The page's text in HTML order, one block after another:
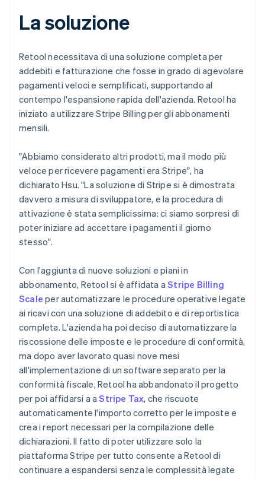
La soluzione
Retool necessitava di una soluzione completa per
addebiti e fatturazione che fosse in grado di agevolare
pagamenti veloci e semplificati, supportando al
contempo l'espansione rapida dell'azienda. Retool ha
iniziato a utilizzare Stripe Billing per gli abbonamenti
mensili.
"Abbiamo considerato altri prodotti, ma il modo più
veloce per ricevere pagamenti era Stripe", ha
dichiarato Hsu. "La soluzione di Stripe si è dimostrata
davvero a misura di sviluppatore, e la procedura di
attivazione è stata semplicissima: ci siamo sorpresi di
poter iniziare ad accettare i pagamenti il giorno
stesso".
Con l'aggiunta di nuove soluzioni e piani in
abbonamento, Retool si è affidata aStripe Billing
Scale per automatizzare le procedure operative legate
ai ricavi con una soluzione di addebito e di reportistica
completa. L'azienda ha poi deciso di automatizzare la
riscossione delle imposte e le procedure di conformità,
ma dopo aver lavorato quasi nove mesi
all'implementazione di un software separato per la
conformità fiscale, Retool ha abbandonato il progetto
per poi affidarsi a aStripe Tax, che riscuote
automaticamente l'importo corretto per le imposte e
crea i report necessari per la compilazione delle
dichiarazioni. Il fatto di poter utilizzare solo la
piattaforma Stripe per tutto consente a Retool di
continuare a espandersi senza le complessità legate